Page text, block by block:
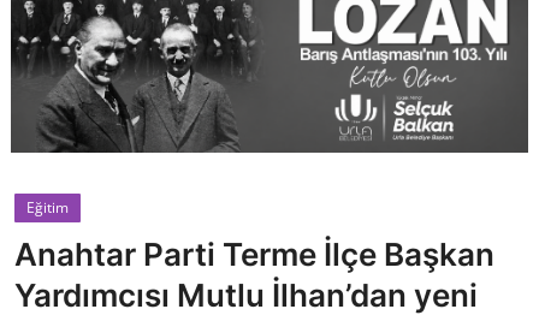
Ankara
TBMM
Cumhurbaşkanlığı
Bakanlıklar
Eğitim
Anahtar Parti Terme İlçe Başkan
Yardımcısı Mutlu İlhan’dan yeni